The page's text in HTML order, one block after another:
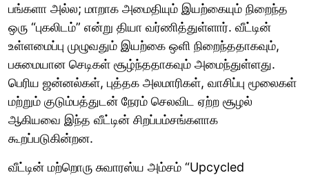
பங்களா அல்ல; மாறாக அமைதியும் இயற்கையும் நிறைந்த
ஒரு “புகலிடம்” என்று தியா வர்ணித்துள்ளார். வீட்டின்
உள்ளமைப்பு முழுவதும் இயற்கை ஒளி நிறைந்ததாகவும்,
பசுமையான செடிகள் சூழ்ந்ததாகவும் அமைந்துள்ளது.
பெரிய ஜன்னல்கள், புத்தக அலமாரிகள், வாசிப்பு மூலைகள்
மற்றும் குடும்பத்துடன் நேரம் செலவிட ஏற்ற சூழல்
ஆகியவை இந்த வீட்டின் சிறப்பம்சங்களாக
கூறப்படுகின்றன.
வீட்டின் மற்றொரு சுவாரஸ்ய அம்சம் “Upcycled